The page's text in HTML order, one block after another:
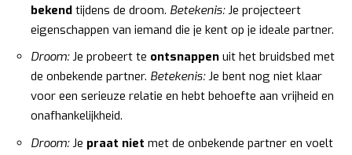
bekend tijdens de droom. Betekenis:Je projecteert
eigenschappen van iemand die je kent op je ideale partner.
Droom:Je probeert te ontsnappen uit het bruidsbed met
de onbekende partner. Betekenis:Je bent nog niet klaar
voor een serieuze relatie en hebt behoefte aan vrijheid en
onafhankelijkheid.
Droom:Je praat niet met de onbekende partner en voelt